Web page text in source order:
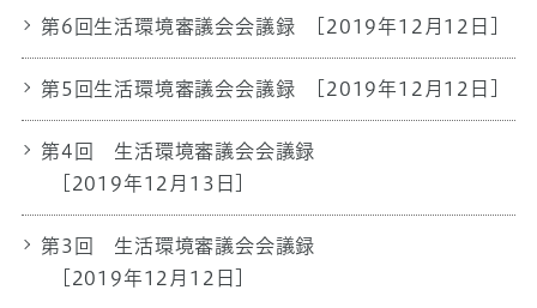
第6回生活環境審議会会議録 [2019年12月12日]
第5回生活環境審議会会議録 [2019年12月12日]
第4回 生活環境審議会会議録
[2019年12月13日]
第3回 生活環境審議会会議録
[2019年12月12日]